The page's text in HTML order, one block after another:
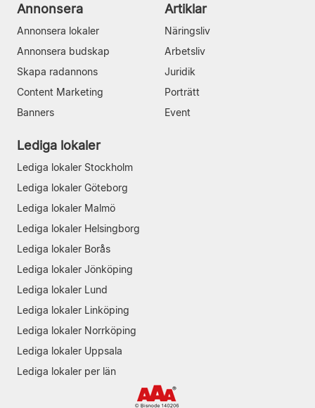
Annonsera
Annonsera lokaler
Annonsera budskap
Skapa radannons
Content Marketing
Banners
Artiklar
Näringsliv
Arbetsliv
Juridik
Porträtt
Event
Lediga lokaler
Lediga lokaler Stockholm
Lediga lokaler Göteborg
Lediga lokaler Malmö
Lediga lokaler Helsingborg
Lediga lokaler Borås
Lediga lokaler Jönköping
Lediga lokaler Lund
Lediga lokaler Linköping
Lediga lokaler Norrköping
Lediga lokaler Uppsala
Lediga lokaler per län